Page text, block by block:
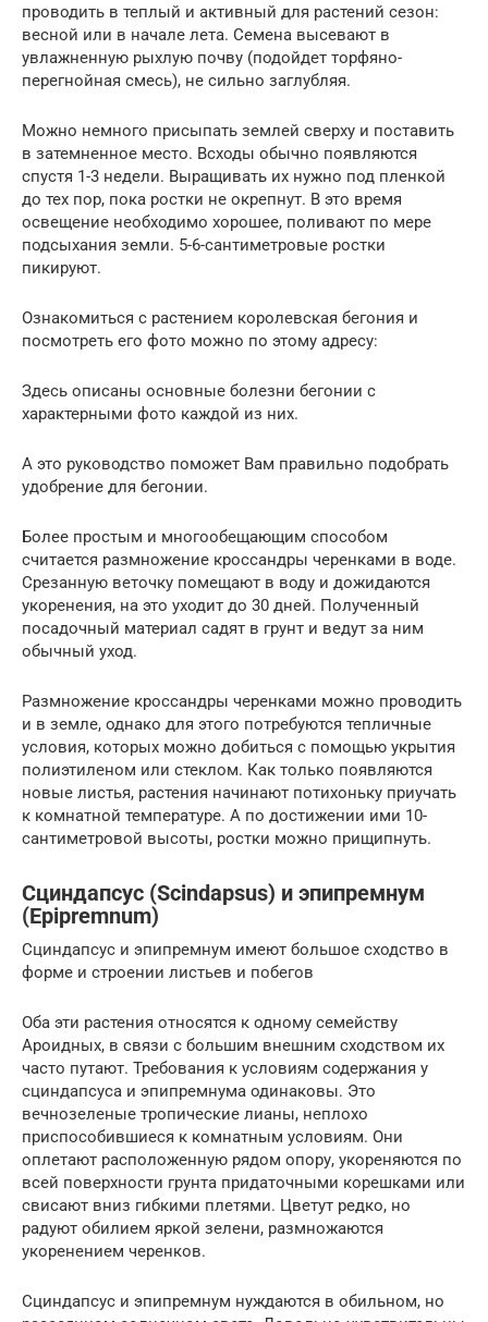
проводить в теплый и активный для растений сезон:
весной или в начале лета. Семена высевают в
увлажненную рыхлую почву (подойдет торфяно-
перегнойная смесь), не сильно заглубляя.
Можно немного присыпать землей сверху и поставить
в затемненное место. Всходы обычно появляются
спустя 1-3 недели. Выращивать их нужно под пленкой
до тех пор, пока ростки не окрепнут. В это время
освещение необходимо хорошее, поливают по мере
подсыхания земли. 5-6-сантиметровые ростки
пикируют.
Ознакомиться с растением королевская бегония и
посмотреть его фото можно по этому адресу:
Здесь описаны основные болезни бегонии с
характерными фото каждой из них.
А это руководство поможет Вам правильно подобрать
удобрение для бегонии.
Более простым и многообещающим способом
считается размножение кроссандры черенками в воде.
Срезанную веточку помещают в воду и дожидаются
укоренения, на это уходит до 30 дней. Полученный
посадочный материал садят в грунт и ведут за ним
обычный уход.
Размножение кроссандры черенками можно проводить
и в земле, однако для этого потребуются тепличные
условия, которых можно добиться с помощью укрытия
полиэтиленом или стеклом. Как только появляются
новые листья, растения начинают потихоньку приучать
к комнатной температуре. А по достижении ими 10-
сантиметровой высоты, ростки можно прищипнуть.
Сциндапсус (Scindapsus) и эпипремнум
(Epipremnum)
Сциндапсус и эпипремнум имеют большое сходство в
форме и строении листьев и побегов
Оба эти растения относятся к одному семейству
Ароидных, в связи с большим внешним сходством их
часто путают. Требования к условиям содержания у
сциндапсуса и эпипремнума одинаковы. Это
вечнозеленые тропические лианы, неплохо
приспособившиеся к комнатным условиям. Они
оплетают расположенную рядом опору, укореняются по
всей поверхности грунта придаточными корешками или
свисают вниз гибкими плетями. Цветут редко, но
радуют обилием яркой зелени, размножаются
укоренением черенков.
Сциндапсус и эпипремнум нуждаются в обильном, но